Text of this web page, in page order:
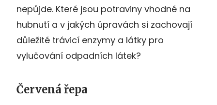
nepůjde. Které jsou potraviny vhodné na
hubnutí a v jakých úpravách si zachovají
důležité trávicí enzymy a látky pro
vylučování odpadních látek?
Červená řepa